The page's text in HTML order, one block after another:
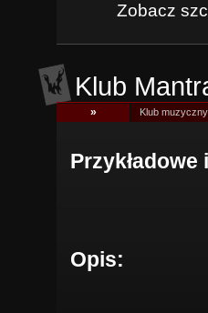
Zobacz
Klub
» Klub
Przykładowe
Opis: